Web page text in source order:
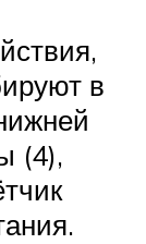
в
(4),